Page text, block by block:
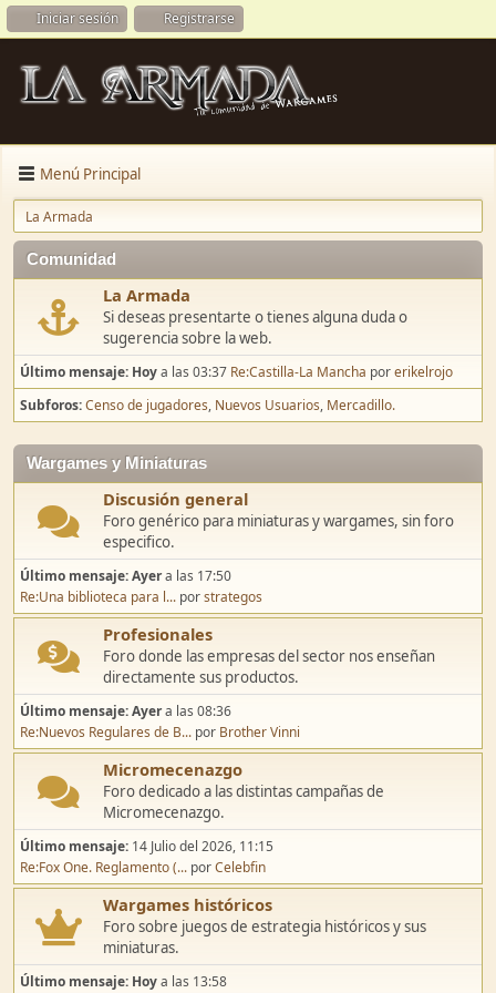
Iniciar sesión Registrarse
Menú Principal
La Armada
Comunidad
La Armada
Si deseas presentarte o tienes alguna duda o
sugerencia sobre la web.
Último mensaje: Hoya las 03:37 Re:Castilla-La Mancha porerikelrojo
Subforos Censo de jugadores Nuevos Usuarios Mercadillo.
Wargames y Miniaturas
Discusión general
Foro genérico para miniaturas y wargames, sin foro
especifico.
Último mensaje:Ayera las 17:50
Re:Una biblioteca para l... porstrategos
Profesionales
Foro donde las empresas del sector nos enseñan
directamente sus productos.
Último mensaje:Ayera las 08:36
Re:Nuevos Regulares de B... por Brother Vinni
Micromecenazgo
Foro dedicado a las distintas campañas de
Micromecenazgo.
Último mensaje: 14 Julio del 2026, 11:15
Re:Fox One. Reglamento (... porCelebfin
Wargames históricos
Foro sobre juegos de estrategia históricos y sus
miniaturas.
Último mensaje: Hoya las 13:58